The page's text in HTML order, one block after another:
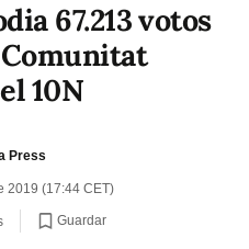
67.213 votos
10N
Press
2019 (17:44 CET)
Guardar